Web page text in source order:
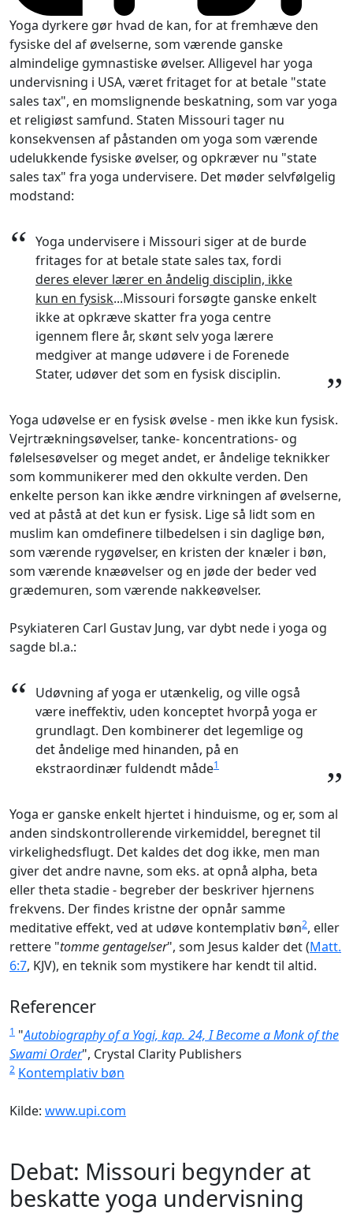
Yoga dyrkere gør hvad de kan, for at fremhæve den
fysiske del af øvelserne, som værende ganske
almindelige gymnastiske øvelser. Alligevel har yoga
undervisning i USA, været fritaget for at betale "state
sales tax", en momslignende beskatning, som var yoga
et religiøst samfund. Staten Missouri tager nu
konsekvensen af påstanden om yoga som værende
udelukkende fysiske øvelser, og opkræver nu "state
sales tax" fra yoga undervisere. Det møder selvfølgelig
modstand:
“ Yoga undervisere i Missouri siger at de burde
fritages for at betale state sales tax, fordi
deres elever lærer en åndelig disciplin, ikke
kun en fysisk...Missouri forsøgte ganske enkelt
ikke at opkræve skatter fra yoga centre
igennem flere år, skønt selv yoga lærere
medgiver at mange udøvere i de Forenede
Stater, udøver det som en fysisk disciplin.
”
Yoga udøvelse er en fysisk øvelse - men ikke kun fysisk.
Vejrtrækningsøvelser, tanke- koncentrations- og
følelsesøvelser og meget andet, er åndelige teknikker
som kommunikerer med den okkulte verden. Den
enkelte person kan ikke ændre virkningen af øvelserne,
ved at påstå at det kun er fysisk. Lige så lidt som en
muslim kan omdefinere tilbedelsen i sin daglige bøn,
som værende rygøvelser, en kristen der knæler i bøn,
som værende knæøvelser og en jøde der beder ved
grædemuren, som værende nakkeøvelser.
Psykiateren Carl Gustav Jung, var dybt nede i yoga og
sagde bl.a.:
“ Udøvning af yoga er utænkelig, og ville også
være ineffektiv, uden konceptet hvorpå yoga er
grundlagt. Den kombinerer det legemlige og
det åndelige med hinanden, på en
ekstraordinær fuldendt måde1 ”
Yoga er ganske enkelt hjertet i hinduisme, og er, som al
anden sindskontrollerende virkemiddel, beregnet til
virkelighedsflugt. Det kaldes det dog ikke, men man
giver det andre navne, som eks. at opnå alpha, beta
eller theta stadie - begreber der beskriver hjernens
frekvens. Der findes kristne der opnår samme
meditative effekt, ved at udøve kontemplativ bøn2, eller
rettere "tomme gentagelser", som Jesus kalder det (Matt.
6:7, KJV), en teknik som mystikere har kendt til altid.
Referencer
1 "Autobiography of a Yogi, kap. 24, I Become a Monk of the
Swami Order", Crystal Clarity Publishers
2 Kontemplativ bøn
Kilde: www.upi.com
Debat: Missouri begynder at
beskatte yoga undervisning